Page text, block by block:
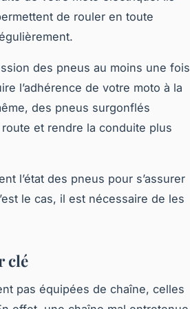
de rouler en toute
des pneus au moins une fois
l’adhérence de votre moto à la
des pneus surgonflés
et rendre la conduite plus
l’état des pneus pour s’assurer
le cas, il est nécessaire de les
clé
pas équipées de chaîne, celles